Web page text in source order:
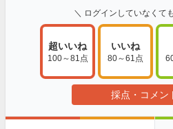
＼ ログインしていなくて
超いいね
100～81点
いいね
80～61点
採点・コメン